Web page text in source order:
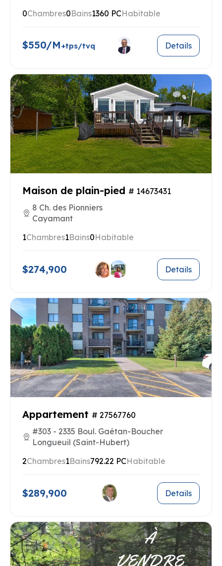
0Chambres0Bains1360 PCHabitable
$550/M+tps/tvq Details
Maison de plain-pied # 14673431
8 Ch. des Pionniers
Cayamant
1Chambres1Bains0Habitable
$274,900 Details
Appartement # 27567760
#303 - 2335 Boul. Gaétan-Boucher
Longueuil (Saint-Hubert)
2Chambres1Bains792.22 PCHabitable
$289,900 Details